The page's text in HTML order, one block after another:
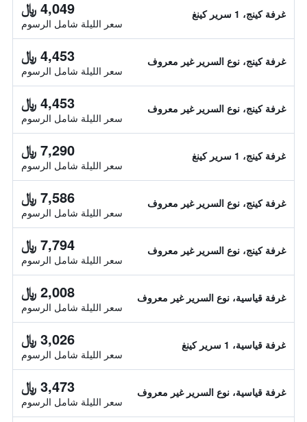
غرفة كينج، 1 سرير كينغ 4,049 ﷼
سعر الليلة شامل الرسوم
غرفة كينج، نوع السرير غير معروف 4,453 ﷼
سعر الليلة شامل الرسوم
غرفة كينج، نوع السرير غير معروف 4,453 ﷼
سعر الليلة شامل الرسوم
غرفة كينج، 1 سرير كينغ 7,290 ﷼
سعر الليلة شامل الرسوم
غرفة كينج، نوع السرير غير معروف 7,586 ﷼
سعر الليلة شامل الرسوم
غرفة كينج، نوع السرير غير معروف 7,794 ﷼
سعر الليلة شامل الرسوم
غرفة قياسية، نوع السرير غير معروف 2,008 ﷼
سعر الليلة شامل الرسوم
غرفة قياسية، 1 سرير كينغ 3,026 ﷼
سعر الليلة شامل الرسوم
غرفة قياسية، نوع السرير غير معروف 3,473 ﷼
سعر الليلة شامل الرسوم